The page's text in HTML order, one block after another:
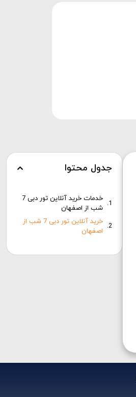
جدول محتوا
خدمات خرید آنلاین تور دبی 7
شب از اصفهان
خرید آنلاین تور دبی 7 شب از
اصفهان